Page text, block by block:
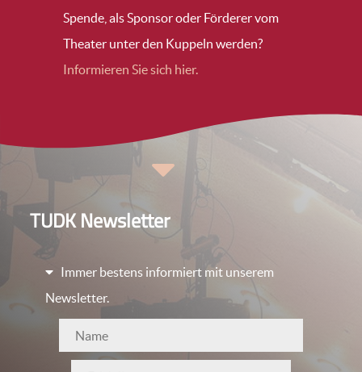
Spende, als Sponsor oder Förderer vom
Theater unter den Kuppeln werden?
Informieren Sie sich hier.
TUDK Newsletter
Immer bestens informiert mit unserem
Newsletter.